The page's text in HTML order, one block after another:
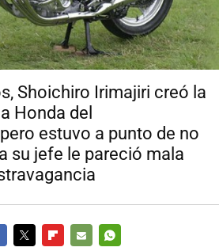
Shoichiro Irimajiri creó la
Honda del
estuvo a punto de no
su jefe le pareció mala